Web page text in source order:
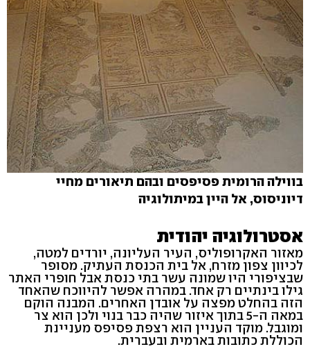
בווילה הרומית פסיפסים ובהם תיאורים מחיי
דיוניסוס, אל היין במיתולוגיה
אסטרולוגיה יהודית
מאזור האקרופוליס, העיר העליונה, יורדים למטה,
לכיוון צפון מזרח, אל בית הכנסת העתיק. מסופר
שבציפורי היו שמונה עשר בתי כנסת אבל חופרי האתר
גילו בינתיים רק אחד. במהרה אפשר להיווכח שהאחד
הזה בהחלט מפצה על אובדן האחרים. המבנה הוקם
במאה ה-5 בתוך איזור שהיה כבר בנוי ולכן הוא צר
ומוגבל. מוקד העניין הוא רצפת פסיפס מעניינת
הכוללת כתובות בארמית ובעברית.